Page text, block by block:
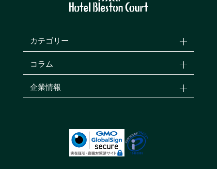
カテゴリー
コラム
企業情報